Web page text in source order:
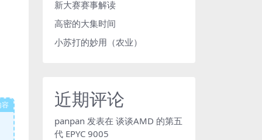
新大赛赛事解读
高密的大集时间
小苏打的妙用（农业）
近期评论
panpan 发表在 谈谈AMD 的第五
代 EPYC 9005